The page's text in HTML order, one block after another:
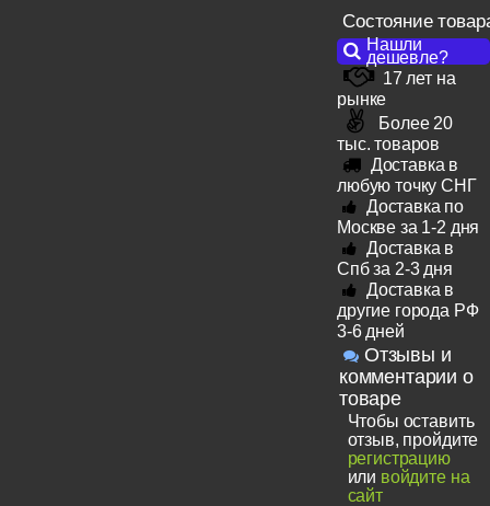
Состояние
Нашли
дешевле?
17 лет на
рынке
Более 20
тыс. товаров
Доставка в
любую точку СНГ
Доставка по
Москве за 1-2 дня
Доставка в
Спб за 2-3 дня
Доставка в
другие города РФ
3-6 дней
Отзывы и
комментарии о
товаре
Чтобы оставить
отзыв, пройдите
регистрацию
или войдите на
сайт